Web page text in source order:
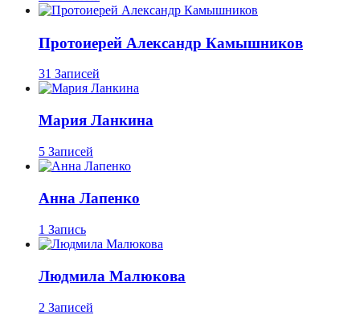
Протоиерей Александр Камышников
31 Записей
Мария Ланкина
5 Записей
Анна Лапенко
1 Запись
Людмила Малюкова
2 Записей